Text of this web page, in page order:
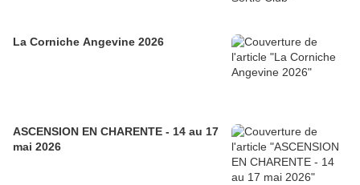
La Corniche Angevine 2026
ASCENSION EN CHARENTE - 14 au 17
mai 2026